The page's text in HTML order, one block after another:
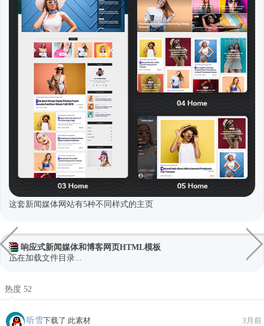
这套新闻媒体网站有5种不同样式的主页
响应式新闻媒体和博客网页HTML模板
正在加载文件目录...
热度 52
听雪下载了 此素材 3月前